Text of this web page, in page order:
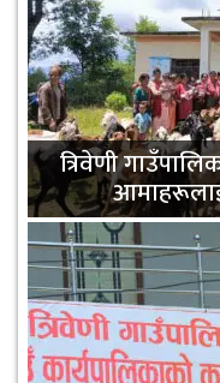
त्रिवेणी